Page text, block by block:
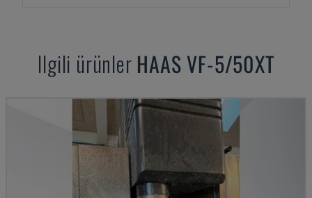
Ilgili ürünler HAAS VF-5/50XT